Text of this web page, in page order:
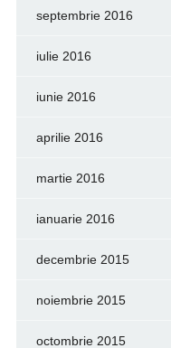
septembrie 2016
iulie 2016
iunie 2016
aprilie 2016
martie 2016
ianuarie 2016
decembrie 2015
noiembrie 2015
octombrie 2015